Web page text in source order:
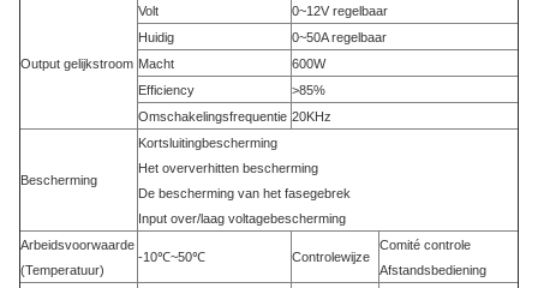
Output gelijkstroom
Volt
0~12V regelbaar
Huidig
0~50A regelbaar
Macht
600W
Efficiency
>85%
Omschakelingsfrequentie 20KHz
Bescherming
Kortsluitingbescherming
Het oververhitten bescherming
De bescherming van het fasegebrek
Input over/laag voltagebescherming
Arbeidsvoorwaarde
(Temperatuur)
-10℃~50℃ Controlewijze
Comité controle
Afstandsbediening